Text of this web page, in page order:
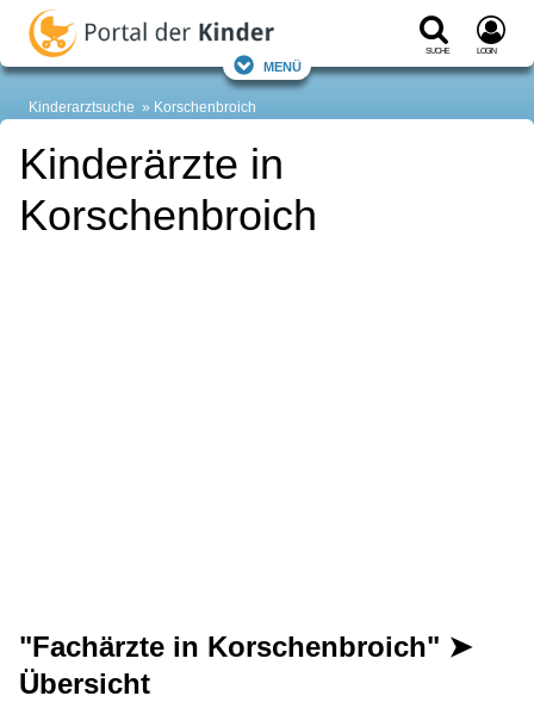
Suche Login
Menü
Kinderarztsuche Korschenbroich
Kinderärzte in
Korschenbroich
"Fachärzte in Korschenbroich" ➤
Übersicht